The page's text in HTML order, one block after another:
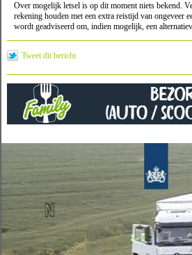
Over mogelijk letsel is op dit moment niets bekend.
rekening houden met een extra reistijd van ongeveer
wordt geadviseerd om, indien mogelijk, een
Tweet dit bericht